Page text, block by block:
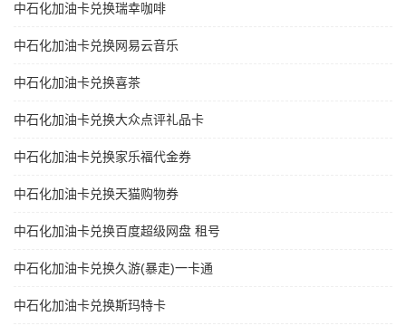
中石化加油卡兑换瑞幸咖啡
中石化加油卡兑换网易云音乐
中石化加油卡兑换喜茶
中石化加油卡兑换大众点评礼品卡
中石化加油卡兑换家乐福代金券
中石化加油卡兑换天猫购物券
中石化加油卡兑换百度超级网盘 租号
中石化加油卡兑换久游(暴走)一卡通
中石化加油卡兑换斯玛特卡